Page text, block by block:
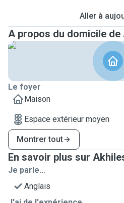
Aller à
A propos du domicile de
Le foyer
Maison
Espace extérieur moyen
Montrer tout
En savoir plus sur
Je parle...
Anglais